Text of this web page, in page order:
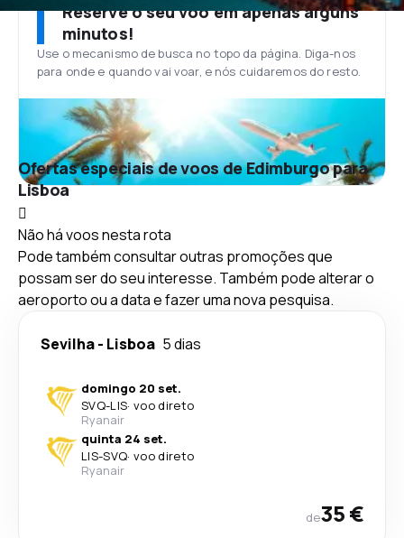
Reserve o seu voo em apenas alguns
minutos!
Use o mecanismo de busca no topo da página. Diga-nos
para onde e quando vai voar, e nós cuidaremos do resto.
Ofertas especiais de voos de Edimburgo para
Lisboa
Não há voos nesta rota
Pode também consultar outras promoções que
possam ser do seu interesse. Também pode alterar o
aeroporto ou a data e fazer uma nova pesquisa.
Sevilha- Lisboa 5 dias
domingo 20 set.
SVQ-LIS· voo direto
Ryanair
quinta 24 set.
LIS-SVQ· voo direto
Ryanair
de35 €